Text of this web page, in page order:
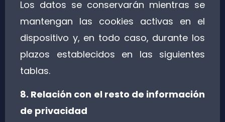
Los datos se conservarán mientras se
mantengan las cookies activas en el
dispositivo y, en todo caso, durante los
plazos establecidos en las siguientes
tablas.
8. Relación con el resto de información
de privacidad